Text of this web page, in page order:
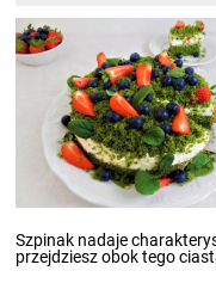
Szpinak nadaje
przejdziesz obok tego